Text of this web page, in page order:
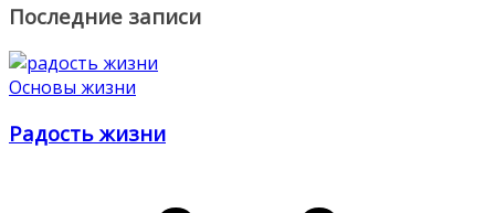
Последние записи
Основы жизни
Радость жизни